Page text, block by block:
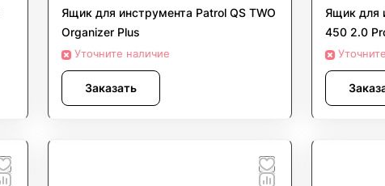
Ящик для инструмента Patrol QS TWO
Organizer Plus
Уточните наличие
Заказать
Ящик для
450 2.0